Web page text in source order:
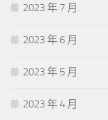
2023 年 7 月
2023 年 6 月
2023 年 5 月
2023 年 4 月